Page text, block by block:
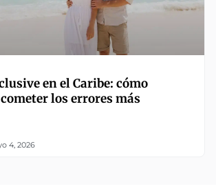
en el Caribe: cómo
los errores más
4, 2026